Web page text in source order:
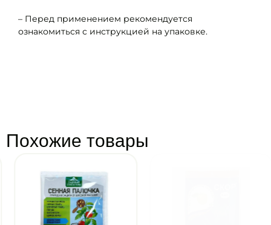
– Перед применением рекомендуется
ознакомиться с инструкцией на упаковке.
Похожие товары